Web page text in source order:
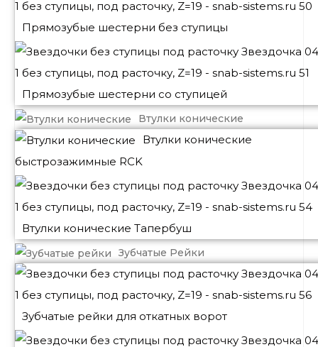
Прямозубые шестерни без ступицы
Прямозубые шестерни со ступицей
Втулки конические
Втулки конические
быстрозажимные RCK
Втулки конические Тапербуш
Зубчатые Рейки
Зубчатые рейки для откатных ворот